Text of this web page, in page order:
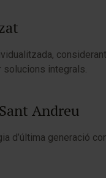
integrals.
Andreu
d’última generació